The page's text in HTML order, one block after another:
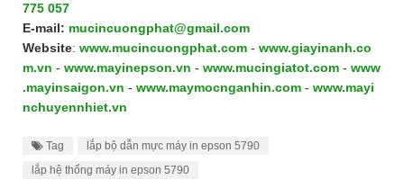
775 057
E-mail: mucincuongphat@gmail.com
Website: www.mucincuongphat.com - www.giayinanh.co
m.vn - www.mayinepson.vn - www.mucingiatot.com - www
.mayinsaigon.vn - www.maymocnganhin.com - www.mayi
nchuyennhiet.vn
Tag
lắp bộ dẫn mực máy in epson 5790
lắp hệ thống máy in epson 5790